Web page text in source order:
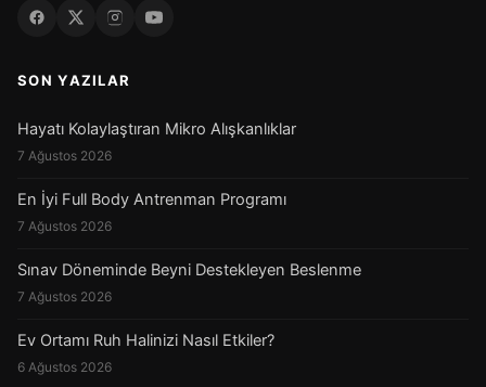
SON YAZILAR
Hayatı Kolaylaştıran Mikro Alışkanlıklar
7 Ağustos 2026
En İyi Full Body Antrenman Programı
7 Ağustos 2026
Sınav Döneminde Beyni Destekleyen Beslenme
7 Ağustos 2026
Ev Ortamı Ruh Halinizi Nasıl Etkiler?
6 Ağustos 2026